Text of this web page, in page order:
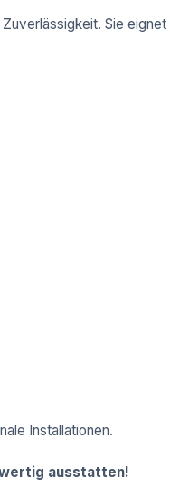
Sie
Installationen.
ausstatten!